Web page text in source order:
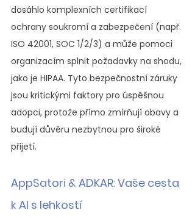
dosáhlo komplexních certifikací
ochrany soukromí a zabezpečení (např.
ISO 42001, SOC 1/2/3) a může pomoci
organizacím splnit požadavky na shodu,
jako je HIPAA. Tyto bezpečnostní záruky
jsou kritickými faktory pro úspěšnou
adopci, protože přímo zmírňují obavy a
budují důvěru nezbytnou pro široké
přijetí.
AppSatori & ADKAR: Vaše cesta
k AI s lehkostí